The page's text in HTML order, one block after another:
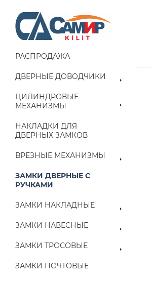
РАСПРОДАЖА
ДВЕРНЫЕ ДОВОДЧИКИ
ЦИЛИНДРОВЫЕ
МЕХАНИЗМЫ
НАКЛАДКИ ДЛЯ
ДВЕРНЫХ ЗАМКОВ
ВРЕЗНЫЕ МЕХАНИЗМЫ
ЗАМКИ ДВЕРНЫЕ С
РУЧКАМИ
ЗАМКИ НАКЛАДНЫЕ
ЗАМКИ НАВЕСНЫЕ
ЗАМКИ ТРОСОВЫЕ
ЗАМКИ ПОЧТОВЫЕ